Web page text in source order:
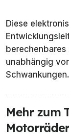
Diese
unabhängig
Schwankungen.
Mehr zum